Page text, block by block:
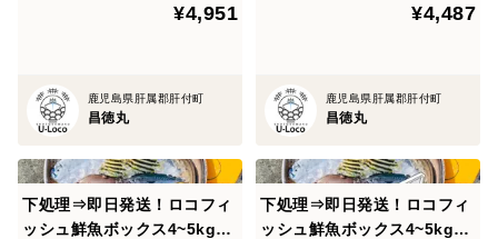
¥4,951
鹿児島県肝属郡肝付町
昌徳丸
¥4,487
鹿児島県肝属郡肝付町
昌徳丸
下処理⇒即日発送！ロコフィ
ッシュ鮮魚ボックス4~5kg
下処理⇒即日発送！ロコフィ
ッシュ鮮魚ボックス4~5kg